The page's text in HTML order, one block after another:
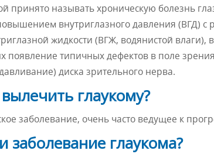
принято называть хроническую болезнь
внутриглазного давления (ВГД) с
жидкости (ВГЖ, водянистой влаги),
появление типичных дефектов в поле
диска зрительного нерва.
глаукому?
заболевание, очень часто ведущее к
заболевание глаукома?